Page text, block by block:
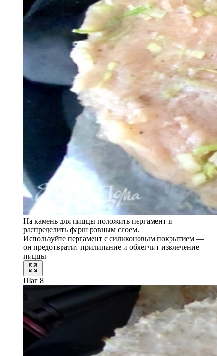
На камень для пиццы положить пергамент и
распределить фарш ровным слоем.
Используйте пергамент с силиконовым покрытием —
он предотвратит прилипание и облегчит извлечение
пиццы
Шаг 8